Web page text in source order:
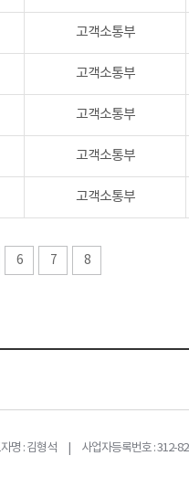
고객소통부
고객소통부
고객소통부
고객소통부
고객소통부
6 7 8
명 : 김형석 | 사업자등록번호 : 312-